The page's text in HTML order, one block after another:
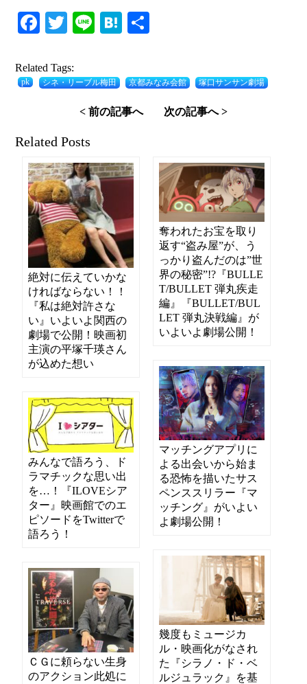
Facebook
TwitterLineHatena
Related Tags:
pk シネ・リーブル梅田 京都みなみ会館 塚口サンサン劇場
< 前の記事へ 次の記事へ >
Related Posts
絶対に伝えていかな
ければならない！！
『私は絶対許さな
い』いよいよ関西の
劇場で公開！映画初
主演の平塚千瑛さん
が込めた想い
奪われたお宝を取り
返す“盗み屋”が、う
っかり盗んだのは”世
界の秘密”!?『BULLE
T/BULLET 弾丸疾走
編』『BULLET/BUL
LET 弾丸決戦編』が
いよいよ劇場公開！
マッチングアプリに
よる出会いから始ま
る恐怖を描いたサス
ペンススリラー『マ
ッチング』がいよい
よ劇場公開！
みんなで語ろう、ド
ラマチックな思い出
を…！『ILOVEシア
ター』映画館でのエ
ピソードをTwitterで
語ろう！
幾度もミュージカ
ル・映画化がなされ
た『シラノ・ド・ベ
ルジュラック』を基
ＣＧに頼らない生身
のアクション此処に